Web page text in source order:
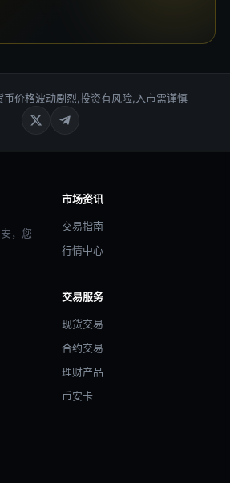
价格波动剧烈,投资有风险,入市需谨慎
，您
市场资讯
交易指南
行情中心
交易服务
现货交易
合约交易
理财产品
币安卡